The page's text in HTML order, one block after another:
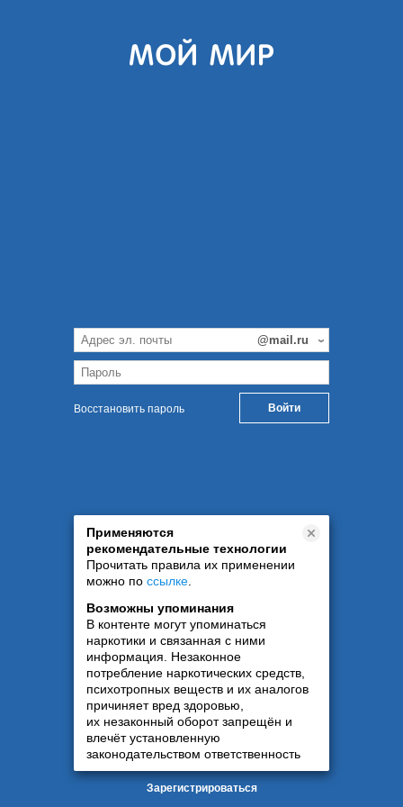
Восстановить пароль
Применяются
рекомендательные технологии
Прочитать правила их применении
можно по ссылке
Возможны упоминания
В контенте могут упоминаться
наркотики и связанная с ними
информация. Незаконное
потребление наркотических средств,
психотропных веществ и их аналогов
причиняет вред здоровью,
их незаконный оборот запрещён и
влечёт установленную
законодательством ответственность
Зарегистрироваться